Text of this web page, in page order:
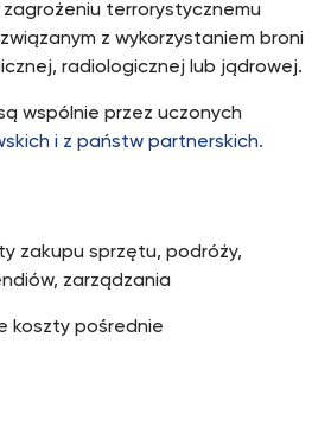
terrorystycznemu
z wykorzystaniem broni
radiologicznej lub jądrowej.
wspólnie przez uczonych
i z państw partnerskich.
zakupu sprzętu, podróży,
zarządzania
koszty pośrednie